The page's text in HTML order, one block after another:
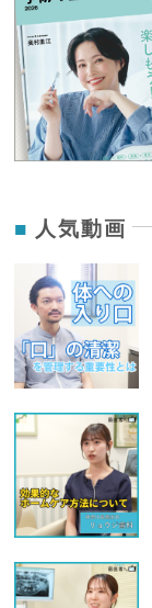
人気動画